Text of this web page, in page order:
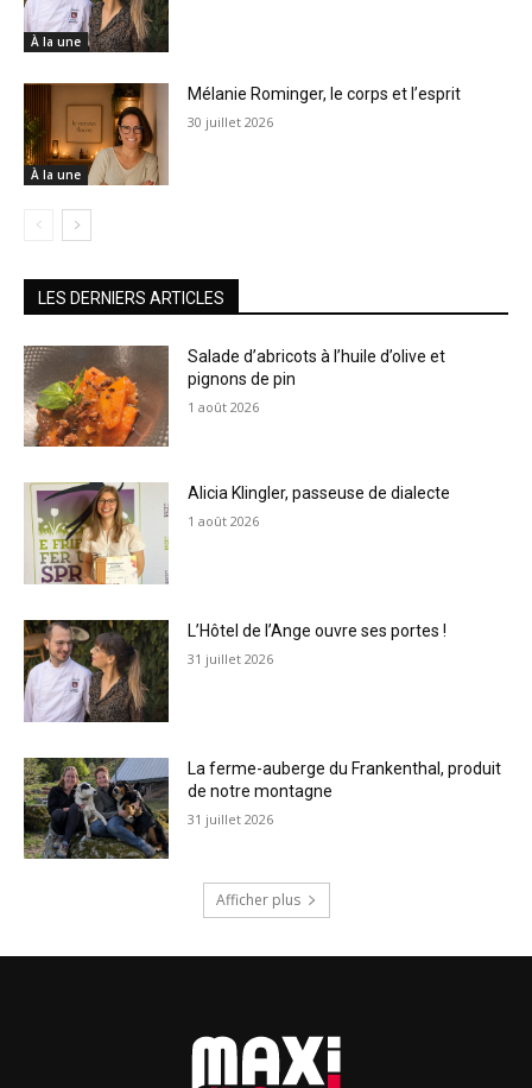
À la une
À la une
Mélanie Rominger, le corps et l’esprit
30 juillet 2026
LES DERNIERS ARTICLES
Salade d’abricots à l’huile d’olive et
pignons de pin
1 août 2026
Alicia Klingler, passeuse de dialecte
1 août 2026
L’Hôtel de l’Ange ouvre ses portes !
31 juillet 2026
La ferme-auberge du Frankenthal, produit
de notre montagne
31 juillet 2026
Afficher plus